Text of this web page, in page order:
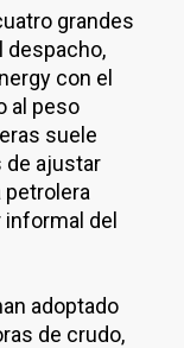
grandes
despacho,
con el
al peso
suele
de ajustar
petrolera
del
adoptado
de crudo,